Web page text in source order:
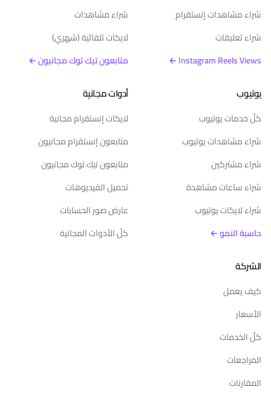
شراء مشاهدات إنستقرام
شراء تعليقات
Instagram Reels Views ←
شراء مشاهدات
لايكات تلقائية (شهري)
متابعون تيك توك مجانيون ←
يوتيوب
كلّ خدمات يوتيوب
شراء مشاهدات يوتيوب
شراء مشتركين
شراء ساعات مشاهدة
شراء لايكات يوتيوب
حاسبة النمو ←
أدوات مجانية
لايكات إنستقرام مجانية
متابعون إنستقرام مجانيون
متابعون تيك توك مجانيون
تحميل الفيديوهات
عارض صور الحسابات
كلّ الأدوات المجانية
الشركة
كيف يعمل
الأسعار
كلّ الخدمات
المراجعات
المقارنات